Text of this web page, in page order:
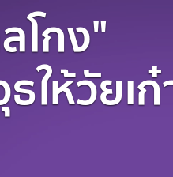
โกง"
ห้วัยเก๋